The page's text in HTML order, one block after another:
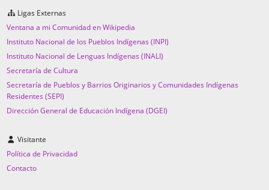
Ligas Externas
Ventana a mi Comunidad en Wikipedia
Instituto Nacional de los Pueblos Indígenas (INPI)
Instituto Nacional de Lenguas Indígenas (INALI)
Secretaría de Cultura
Secretaría de Pueblos y Barrios Originarios y Comunidades Indígenas
Residentes (SEPI)
Dirección General de Educación Indígena (DGEI)
Visitante
Política de Privacidad
Contacto